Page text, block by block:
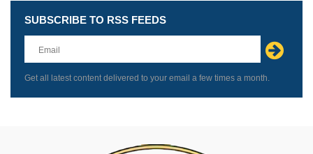
Leave
this
field
blank
SUBSCRIBE TO RSS FEEDS
Get all latest content delivered to your email a few times a month.